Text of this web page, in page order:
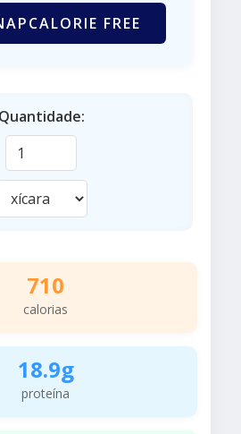
FREE
Quantidade:
710
calorias
18.9g
proteína